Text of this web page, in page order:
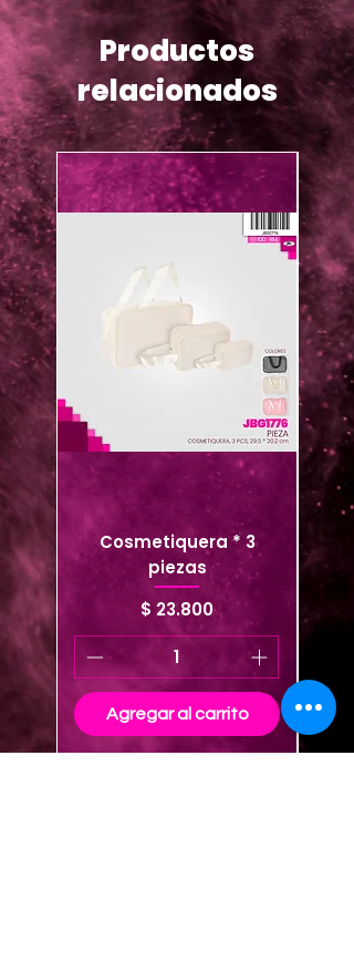
Productos
relacionados
Cosmetiquera * 3
piezas
Precio
$ 23.800
Agregar al carrito